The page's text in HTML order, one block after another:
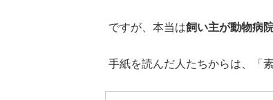
ですが、本当は飼い主が動物病
手紙を読んだ人たちからは、「